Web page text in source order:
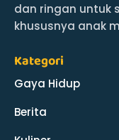
dan ringan untuk
khususnya anak
Kategori
Gaya Hidup
Berita